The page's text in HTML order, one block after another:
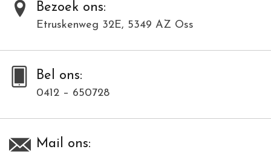
Toevoegen om te vergelijken
Bezoek ons:
Etruskenweg 32E, 5349 AZ Oss
Bel ons:
0412 – 650728
Mail ons: